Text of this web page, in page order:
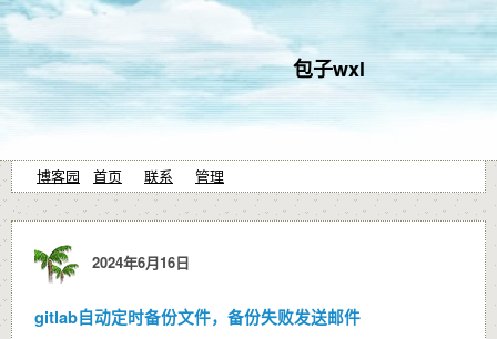
包子wxl
博客园 首页 联系 管理
2024年6月16日
gitlab自动定时备份文件，备份失败发送邮件